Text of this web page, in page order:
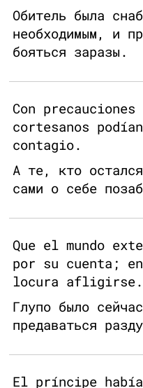
Обитель была
необходимым, и
бояться заразы.
Con
cortesanos
contagio.
А те, кто
сами о себе
Que el mundo
por su cuenta;
locura afligirse.
Глупо было
предаваться
El príncipe